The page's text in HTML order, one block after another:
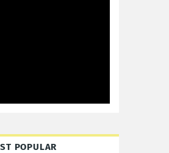
POPULAR